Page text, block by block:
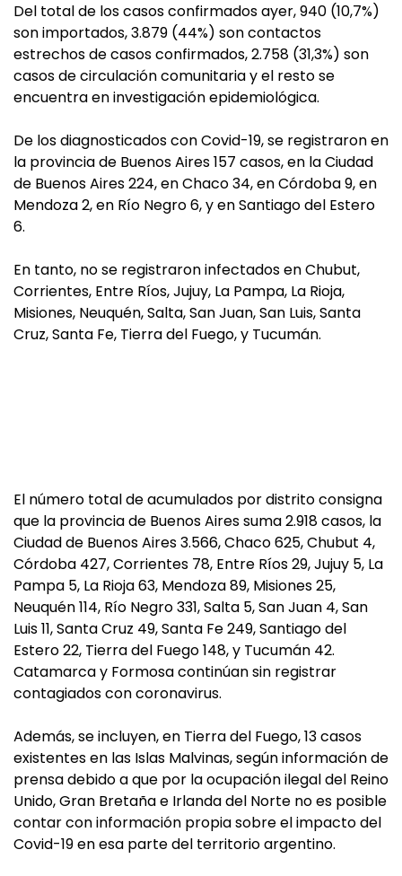
Del total de los casos confirmados ayer, 940 (10,7%)
son importados, 3.879 (44%) son contactos
estrechos de casos confirmados, 2.758 (31,3%) son
casos de circulación comunitaria y el resto se
encuentra en investigación epidemiológica.
De los diagnosticados con Covid-19, se registraron en
la provincia de Buenos Aires 157 casos, en la Ciudad
de Buenos Aires 224, en Chaco 34, en Córdoba 9, en
Mendoza 2, en Río Negro 6, y en Santiago del Estero
6.
En tanto, no se registraron infectados en Chubut,
Corrientes, Entre Ríos, Jujuy, La Pampa, La Rioja,
Misiones, Neuquén, Salta, San Juan, San Luis, Santa
Cruz, Santa Fe, Tierra del Fuego, y Tucumán.
El número total de acumulados por distrito consigna
que la provincia de Buenos Aires suma 2.918 casos, la
Ciudad de Buenos Aires 3.566, Chaco 625, Chubut 4,
Córdoba 427, Corrientes 78, Entre Ríos 29, Jujuy 5, La
Pampa 5, La Rioja 63, Mendoza 89, Misiones 25,
Neuquén 114, Río Negro 331, Salta 5, San Juan 4, San
Luis 11, Santa Cruz 49, Santa Fe 249, Santiago del
Estero 22, Tierra del Fuego 148, y Tucumán 42.
Catamarca y Formosa continúan sin registrar
contagiados con coronavirus.
Además, se incluyen, en Tierra del Fuego, 13 casos
existentes en las Islas Malvinas, según información de
prensa debido a que por la ocupación ilegal del Reino
Unido, Gran Bretaña e Irlanda del Norte no es posible
contar con información propia sobre el impacto del
Covid-19 en esa parte del territorio argentino.